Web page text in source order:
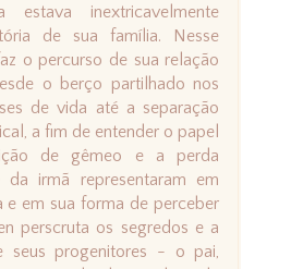
estava inextricavelmente
de sua família. Nesse
o percurso de sua relação
o berço partilhado nos
de vida até a separação
a fim de entender o papel
de gêmeo e a perda
da irmã representaram em
e em sua forma de perceber
perscruta os segredos e a
seus progenitores - o pai,